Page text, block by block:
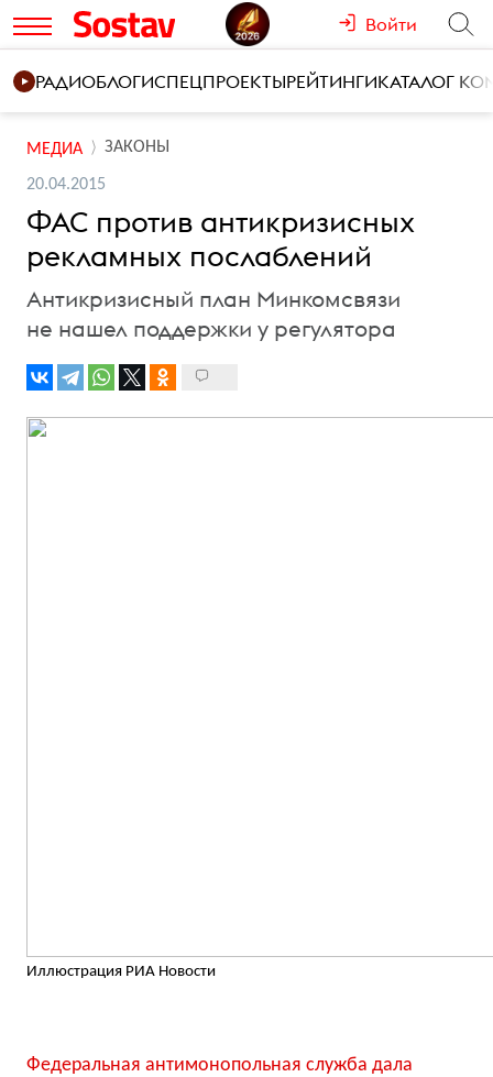
Войти
РАДИОБЛОГИСПЕЦПРОЕКТЫРЕЙТИНГИКАТАЛОГ
МЕДИА ЗАКОНЫ
20.04.2015
ФАС против антикризисных
рекламных послаблений
Антикризисный план Минкомсвязи
не нашел поддержки у регулятора
Иллюстрация РИА Новости
Федеральная антимонопольная служба дала